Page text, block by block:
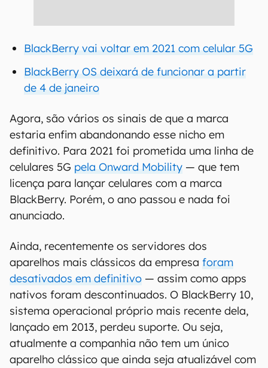
BlackBerry vai voltar em 2021 com celular 5G
BlackBerry OS deixará de funcionar a partir
de 4 de janeiro
Agora, são vários os sinais de que a marca
estaria enfim abandonando esse nicho em
definitivo. Para 2021 foi prometida uma linha de
celulares 5G pela Onward Mobility — que tem
licença para lançar celulares com a marca
BlackBerry. Porém, o ano passou e nada foi
anunciado.
Ainda, recentemente os servidores dos
aparelhos mais clássicos da empresa foram
desativados em definitivo — assim como apps
nativos foram descontinuados. O BlackBerry 10,
sistema operacional próprio mais recente dela,
lançado em 2013, perdeu suporte. Ou seja,
atualmente a companhia não tem um único
aparelho clássico que ainda seja atualizável com